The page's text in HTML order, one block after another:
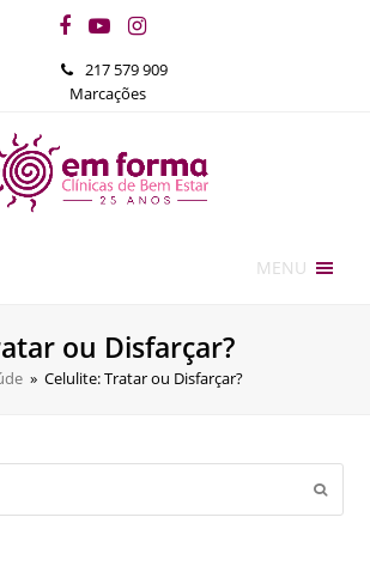
Facebook
YouTubeInstagram
217 579 909
Marcações
MENU
ou Disfarçar?
» Celulite: Tratar ou Disfarçar?